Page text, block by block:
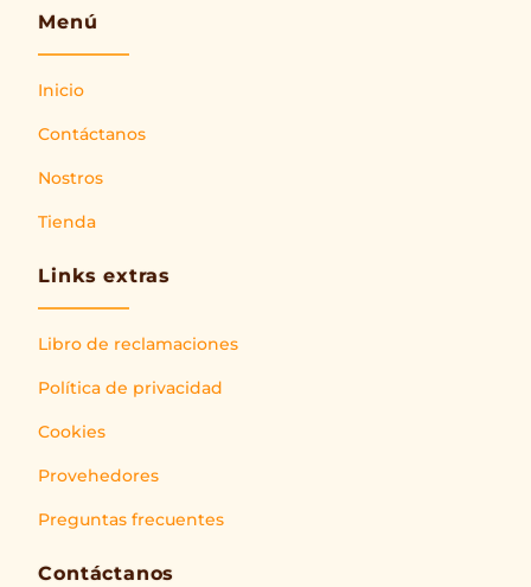
Menú
Inicio
Contáctanos
Nostros
Tienda
Links extras
Libro de reclamaciones
Política de privacidad
Cookies
Provehedores
Preguntas frecuentes
Contáctanos